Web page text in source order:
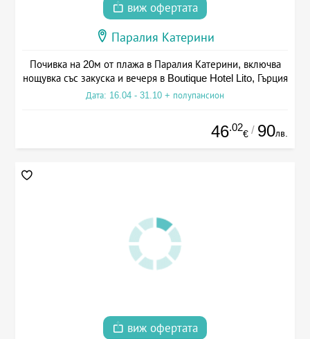
виж офертата
Паралия Катерини
Почивка на 20м от плажа в Паралия Катерини, включва
нощувка със закуска и вечеря в Boutique Hotel Lito, Гърция
Дата: 16.04 - 31.10 + полупансион
46.02
€ / 90лв.
виж офертата